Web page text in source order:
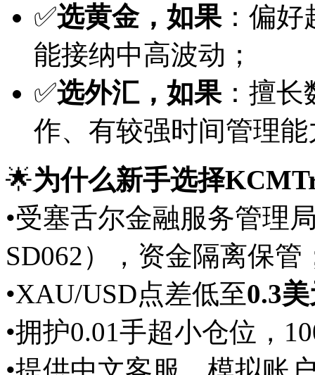
✅选黄金，如果：偏好
能接纳中高波动；
✅选外汇，如果：擅长
作、有较强时间管理能
🌟为什么新手选择
•受塞舌尔金融服务管理
SD062），资金隔离保管
•XAU/USD点差低至0.3
•拥护0.01手超小仓位，